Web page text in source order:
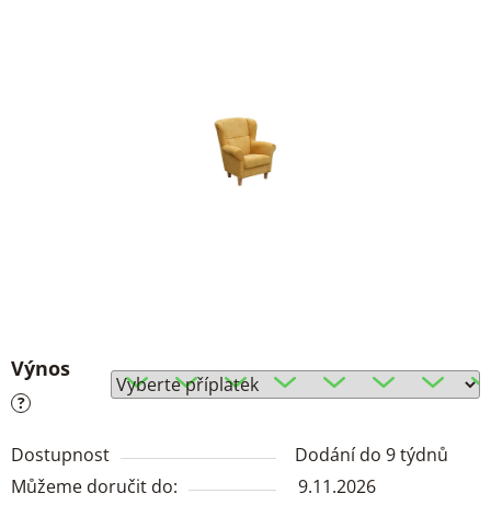
Výnos
?
Dostupnost
Dodání do 9 týdnů
Můžeme doručit do:
9.11.2026